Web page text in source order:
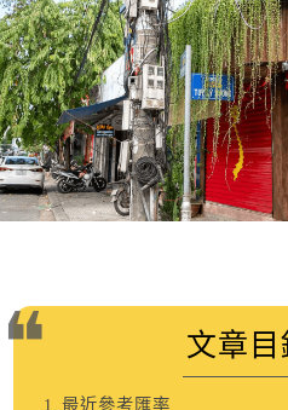
文章目
最近參考匯率